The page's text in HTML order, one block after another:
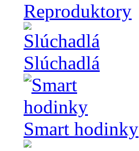
Reproduktory
Slúchadlá
Smart hodinky